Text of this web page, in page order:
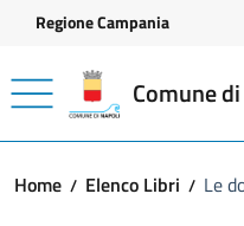
Vai ai contenuti
Vai al footer
Regione Campania
Comune
Home Elenco Libri Le